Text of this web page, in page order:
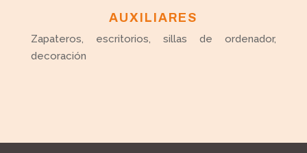
AUXILIARES
Zapateros, escritorios, sillas de ordenador,
decoración